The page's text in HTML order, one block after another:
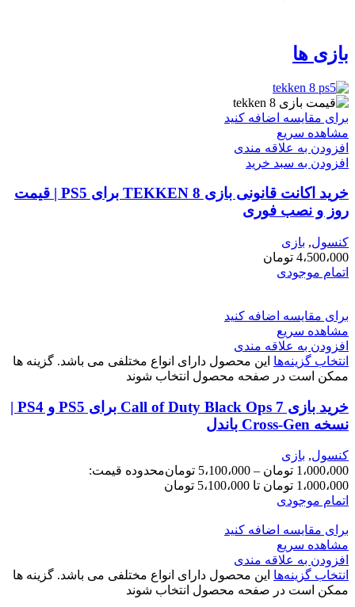
بازی ها
برای مقایسه اضافه کنید
مشاهده سریع
افزودن به علاقه مندی
افزودن به سبد خرید
خرید اکانت قانونی بازی TEKKEN 8 برای PS5 | قیمت
روز و نصب فوری
کنسول, بازی
4،500،000 تومان
اتمام موجودی
برای مقایسه اضافه کنید
مشاهده سریع
افزودن به علاقه مندی
انتخاب گزینه‌ها این محصول دارای انواع مختلفی می باشد. گزینه ها
ممکن است در صفحه محصول انتخاب شوند
خرید بازی Call of Duty Black Ops 7 برای PS5 و PS4 |
نسخه Cross-Gen باندل
کنسول, بازی
1،000،000 تومان – 5،100،000 تومانمحدوده قیمت:
1،000،000 تومان تا 5،100،000 تومان
اتمام موجودی
برای مقایسه اضافه کنید
مشاهده سریع
افزودن به علاقه مندی
انتخاب گزینه‌ها این محصول دارای انواع مختلفی می باشد. گزینه ها
ممکن است در صفحه محصول انتخاب شوند